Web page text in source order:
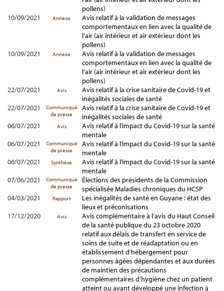
pollens)
10/09/2021
Annexe
Avis relatif à la validation de messages
comportementaux en lien avec la qualité de
l’air (air intérieur et air extérieur dont les
pollens)
10/09/2021
Annexe
Avis relatif à la validation de messages
comportementaux en lien avec la qualité de
l’air (air intérieur et air extérieur dont les
pollens)
22/07/2021
Avis
Avis relatif à la crise sanitaire de Covid-19 et
inégalités sociales de santé
22/07/2021
Communiqué
de presse
Avis relatif à la crise sanitaire de Covid-19 et
inégalités sociales de santé
06/07/2021
Avis
Avis relatif à l’impact du Covid-19 sur la santé
mentale
06/07/2021
Communiqué
de presse
Avis relatif à l’impact du Covid-19 sur la santé
mentale
06/07/2021
Synthèse
Avis relatif à l’impact du Covid-19 sur la santé
mentale
07/06/2021
Communiqué
de presse
Élections des présidents de la Commission
spécialisée Maladies chroniques du HCSP
04/03/2021
Rapport
Les inégalités de santé en Guyane : état des
lieux et préconisations
17/12/2020
Avis
Avis complémentaire à l’avis du Haut Conseil
de la santé publique du 23 octobre 2020
relatif aux délais de transfert en service de
soins de suite et de réadaptation ou en
établissement d’hébergement pour
personnes âgées dépendantes et aux durées
de maintien des précautions
complémentaires d’hygiène chez un patient
atteint ou ayant développé une infection à